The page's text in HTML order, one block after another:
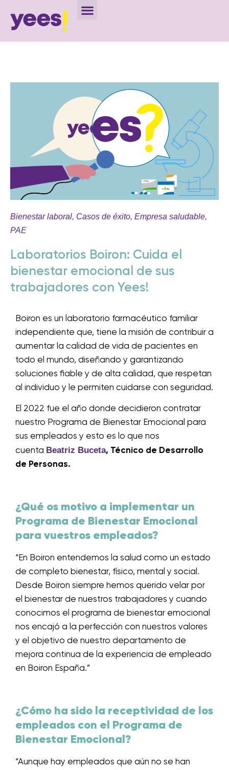
Bienestar laboral, Casos de éxito, Empresa saludable,
PAE
Laboratorios Boiron: Cuida el
bienestar emocional de sus
trabajadores con Yees!
Boiron es un laboratorio farmacéutico familiar
independiente que, tiene la misión de contribuir a
aumentar la calidad de vida de pacientes en
todo el mundo, diseñando y garantizando
soluciones fiable y de alta calidad, que respetan
al individuo y le permiten cuidarse con seguridad.
El 2022 fue el año donde decidieron contratar
nuestro Programa de Bienestar Emocional para
sus empleados y esto es lo que nos
cuenta Beatriz Buceta, Técnico de Desarrollo
de Personas.
¿Qué os motivo a implementar un
Programa de Bienestar Emocional
para vuestros empleados?
“En Boiron entendemos la salud como un estado
de completo bienestar, físico, mental y social.
Desde Boiron siempre hemos querido velar por
el bienestar de nuestros trabajadores y cuando
conocimos el programa de bienestar emocional
nos encajó a la perfección con nuestros valores
y el objetivo de nuestro departamento de
mejora continua de la experiencia de empleado
en Boiron España.”
¿Cómo ha sido la receptividad de los
empleados con el Programa de
Bienestar Emocional?
“Aunque hay empleados que aún no se han